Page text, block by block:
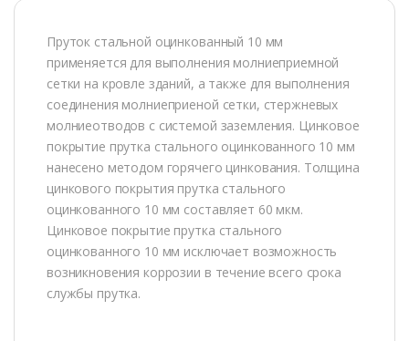
Пруток стальной оцинкованный 10 мм
применяется для выполнения молниеприемной
сетки на кровле зданий, а также для выполнения
соединения молниеприеной сетки, стержневых
молниеотводов с системой заземления. Цинковое
покрытие прутка стального оцинкованного 10 мм
нанесено методом горячего цинкования. Толщина
цинкового покрытия прутка стального
оцинкованного 10 мм составляет 60 мкм.
Цинковое покрытие прутка стального
оцинкованного 10 мм исключает возможность
возникновения коррозии в течение всего срока
службы прутка.